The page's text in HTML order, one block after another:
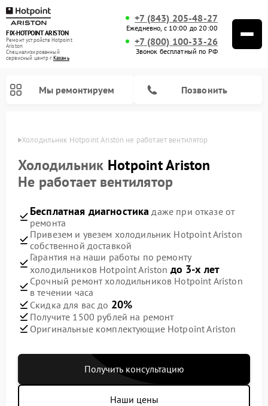
FIX-HOTPOINT ARISTON
Ремонт устройств Hotpoint
Ariston
Специализированный
cервисный центр г.Казань
+7 (843) 205-48-27
Ежедневно, с 10:00 до 20:00
+7 (800) 100-33-26
Звонок бесплатный по РФ
Мы ремонтируем Позвонить
Холодильник Hotpoint Ariston не работает вентилятор
Холодильник Hotpoint Ariston
Не работает вентилятор
Бесплатная диагностика даже при отказе от
ремонта
Привезем и увезем холодильник Hotpoint Ariston
собственной доставкой
Гарантия на наши работы по ремонту
холодильников Hotpoint Ariston до 3-х лет
Срочный ремонт холодильников Hotpoint Ariston
в течении часа
Скидка для вас до 20%
Получите 1500 рублей на ремонт
Оригинальные комплектующие Hotpoint Ariston
Получить консультацию
Наши цены